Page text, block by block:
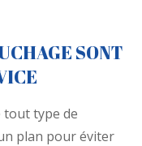
SONT
tout type de
plan pour éviter